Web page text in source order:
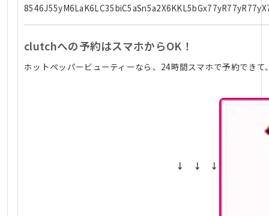
clutchへの予約はスマホからOK！
ホットペッパービューティーなら、24時間スマホで予約でき
↓ ↓ ↓